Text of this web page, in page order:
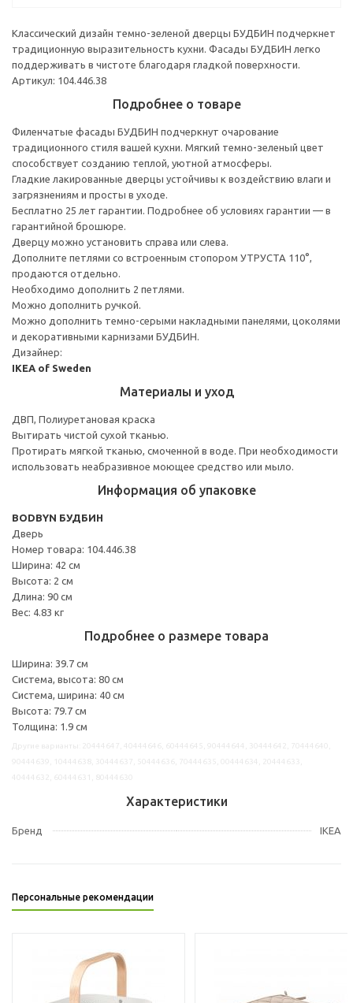
Классический дизайн темно-зеленой дверцы БУДБИН подчеркнет
традиционную выразительность кухни. Фасады БУДБИН легко
поддерживать в чистоте благодаря гладкой поверхности.
Артикул: 104.446.38
Подробнее о товаре
Филенчатые фасады БУДБИН подчеркнут очарование
традиционного стиля вашей кухни. Мягкий темно-зеленый цвет
способствует созданию теплой, уютной атмосферы.
Гладкие лакированные дверцы устойчивы к воздействию влаги и
загрязнениям и просты в уходе.
Бесплатно 25 лет гарантии. Подробнее об условиях гарантии — в
гарантийной брошюре.
Дверцу можно установить справа или слева.
Дополните петлями со встроенным стопором УТРУСТА 110°,
продаются отдельно.
Необходимо дополнить 2 петлями.
Можно дополнить ручкой.
Можно дополнить темно-серыми накладными панелями, цоколями
и декоративными карнизами БУДБИН.
Дизайнер:
IKEA of Sweden
Материалы и уход
ДВП, Полиуретановая краска
Вытирать чистой сухой тканью.
Протирать мягкой тканью, смоченной в воде. При необходимости
использовать неабразивное моющее средство или мыло.
Информация об упаковке
BODBYN БУДБИН
Дверь
Номер товара: 104.446.38
Ширина: 42 см
Высота: 2 см
Длина: 90 см
Вес: 4.83 кг
Подробнее о размере товара
Ширина: 39.7 см
Система, высота: 80 см
Система, ширина: 40 см
Высота: 79.7 см
Толщина: 1.9 см
Характеристики
Бренд IKEA
Персональные рекомендации